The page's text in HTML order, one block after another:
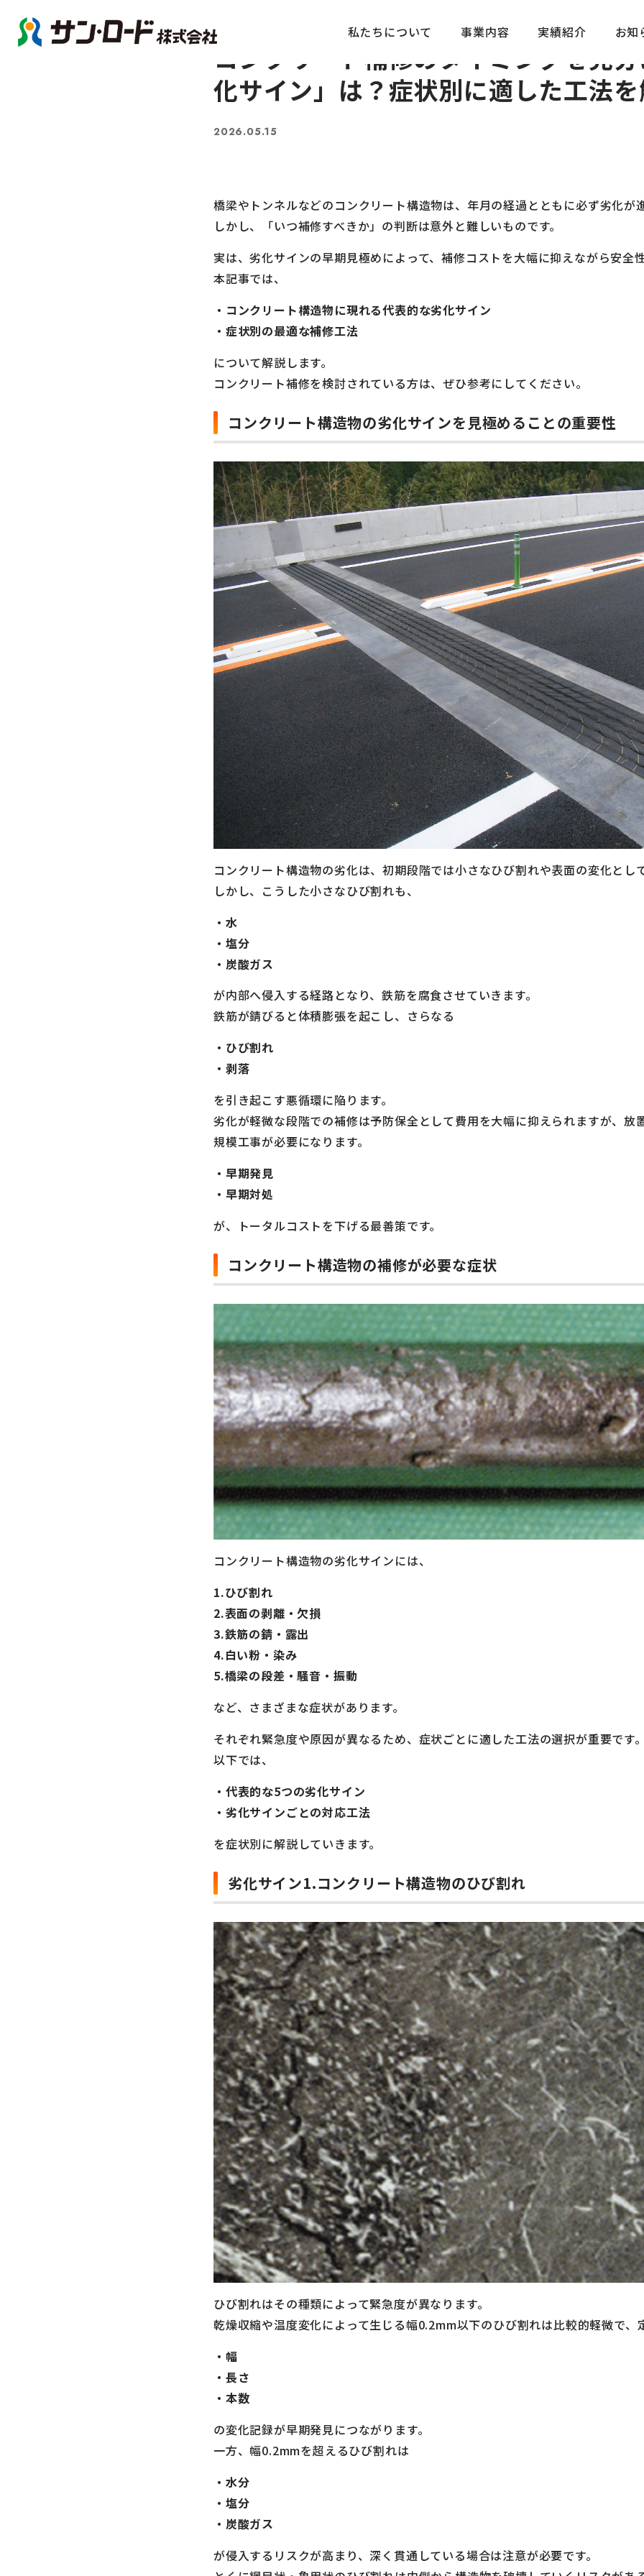
私たちについて 事業内容 実績紹介 お知
コンクリート補修のタイミングを見
化サイン」は？症状別に適した工法
2026.05.15
橋梁やトンネルなどのコンクリート構造物は、年月の経過とともに必ず劣化が
しかし、「いつ補修すべきか」の判断は意外と難しいものです。
実は、劣化サインの早期見極めによって、補修コストを大幅に抑えながら安全
本記事では、
・コンクリート構造物に現れる代表的な劣化サイン
・症状別の最適な補修工法
について解説します。
コンクリート補修を検討されている方は、ぜひ参考にしてください。
コンクリート構造物の劣化サインを見極めることの重要性
コンクリート構造物の劣化は、初期段階では小さなひび割れや表面の変化とし
しかし、こうした小さなひび割れも、
・水
・塩分
・炭酸ガス
が内部へ侵入する経路となり、鉄筋を腐食させていきます。
鉄筋が錆びると体積膨張を起こし、さらなる
・ひび割れ
・剥落
を引き起こす悪循環に陥ります。
劣化が軽微な段階での補修は予防保全として費用を大幅に抑えられますが、放
規模工事が必要になります。
・早期発見
・早期対処
が、トータルコストを下げる最善策です。
コンクリート構造物の補修が必要な症状
コンクリート構造物の劣化サインには、
1.ひび割れ
2.表面の剥離・欠損
3.鉄筋の錆・露出
4.白い粉・染み
5.橋梁の段差・騒音・振動
など、さまざまな症状があります。
それぞれ緊急度や原因が異なるため、症状ごとに適した工法の選択が重要です
以下では、
・代表的な5つの劣化サイン
・劣化サインごとの対応工法
を症状別に解説していきます。
劣化サイン1.コンクリート構造物のひび割れ
ひび割れはその種類によって緊急度が異なります。
乾燥収縮や温度変化によって生じる幅0.2mm以下のひび割れは比較的軽微で、
・幅
・長さ
・本数
の変化記録が早期発見につながります。
一方、幅0.2mmを超えるひび割れは
・水分
・塩分
・炭酸ガス
が侵入するリスクが高まり、深く貫通している場合は注意が必要です。